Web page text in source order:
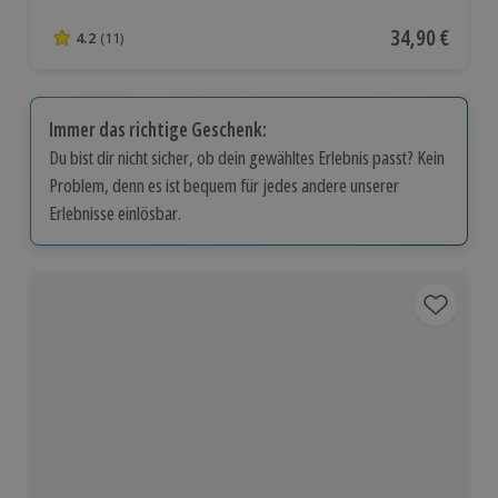
4.2 von 5 Sternen basierend auf 11 Bewertungen
4.2 (11) Aktueller
34,90 €
Immer das richtige Geschenk:
Du bist dir nicht sicher, ob dein gewähltes Erlebnis passt? Kein
Problem, denn es ist bequem für jedes andere unserer
Erlebnisse einlösbar.